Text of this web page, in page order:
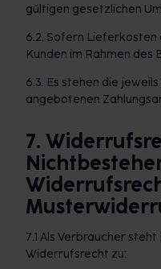
gültigen gesetzlichen
6.2. Sofern
Kunden im Rahmen
6.3. Es stehen die
angebotenen
7.
7.1 Als Verbraucher
Widerrufsrecht zu: